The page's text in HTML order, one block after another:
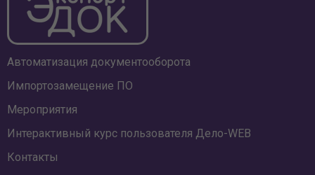
Автоматизация документооборота
Импортозамещение ПО
Мероприятия
Интерактивный курс пользователя Дело-WEB
Контакты